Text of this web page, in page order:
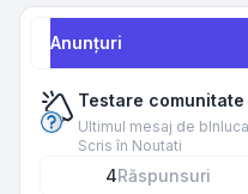
Anunţuri
Testare comunitate
Ultimul mesaj de
Scris în Noutati
4Răspunsuri